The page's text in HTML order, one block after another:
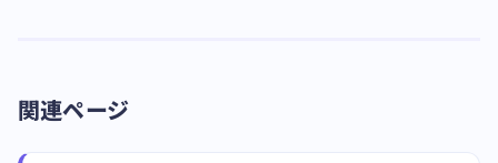
関連ページ